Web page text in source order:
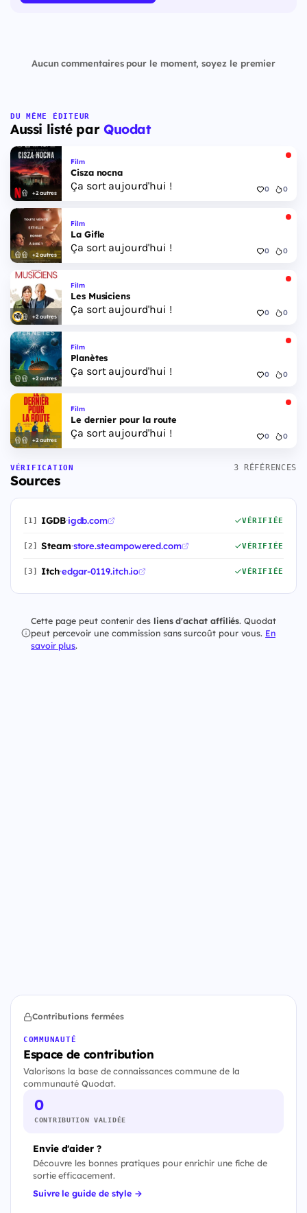
Aucun commentaires pour le moment, soyez le premier
DU MÊME ÉDITEUR
Aussi listé par Quodat
+2 autres
Film
Cisza nocna
Ça sort aujourd'hui ! 0 0
+2 autres
Film
La Gifle
Ça sort aujourd'hui ! 0 0
+2 autres
Film
Les Musiciens
Ça sort aujourd'hui ! 0 0
+2 autres
Film
Planètes
Ça sort aujourd'hui ! 0 0
+2 autres
Film
Le dernier pour la route
Ça sort aujourd'hui ! 0 0
VÉRIFICATION
Sources
3 RÉFÉRENCES
[1] IGDB·igdb.com VÉRIFIÉE
[2] Steam·store.steampowered.com VÉRIFIÉE
[3] Itch·edgar-0119.itch.io VÉRIFIÉE
Cette page peut contenir des liens d'achat affiliés. Quodat
peut percevoir une commission sans surcoût pour vous. En
savoir plus.
Contributions fermées
COMMUNAUTÉ
Espace de contribution
Valorisons la base de connaissances commune de la
communauté Quodat.
0
CONTRIBUTION VALIDÉE
Envie d'aider ?
Découvre les bonnes pratiques pour enrichir une fiche de
sortie efficacement.
Suivre le guide de style →